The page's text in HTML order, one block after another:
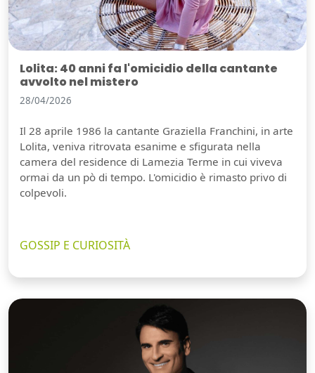
Lolita: 40 anni fa l'omicidio della cantante
avvolto nel mistero
28/04/2026
Il 28 aprile 1986 la cantante Graziella Franchini, in arte
Lolita, veniva ritrovata esanime e sfigurata nella
camera del residence di Lamezia Terme in cui viveva
ormai da un pò di tempo. L'omicidio è rimasto privo di
colpevoli.
GOSSIP E CURIOSITÀ